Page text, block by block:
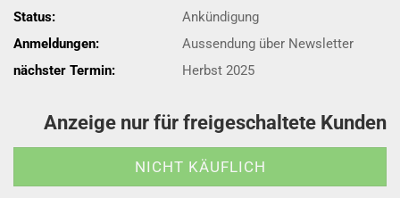
Status:
Ankündigung
Anmeldungen:
Aussendung über Newsletter
nächster Termin:
Herbst 2025
Anzeige nur für freigeschaltete Kunden